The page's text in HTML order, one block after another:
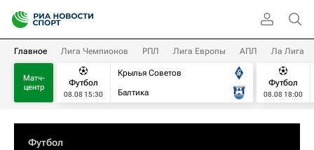
Главное Лига Чемпионов РПЛ Лига Европы АПЛ Ла Лига
Матч-
центр
Футбол
08.08 15:30
Крылья Советов
Балтика
Футбол
08.08 18:00
Футбол